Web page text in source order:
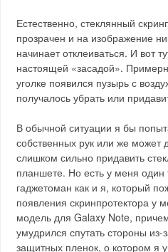
Естественно, стеклянный
прозрачен и на изображение
начинает отклеиваться. И вот
настоящей «засадой».
уголке появился пузырь с
получалось убрать или
В обычной ситуации я бы
собственных рук или же может
слишком сильно придавить
планшете. Но есть у меня
гаджетоман как и я, который
появления скринпротектора у
модель для Galaxy Note,
умудрился спутать стороны из-
защитных пленок, о котором я